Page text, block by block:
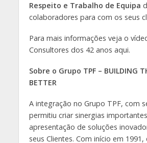
Respeito e Trabalho de Equipa
colaboradores para com os seus
Para mais informações veja o
Consultores dos 42 anos aqui.
Sobre o Grupo TPF – BUILDING
BETTER
A integração no Grupo TPF, com
permitiu criar sinergias
apresentação de soluções
seus Clientes. Com início em 1991,